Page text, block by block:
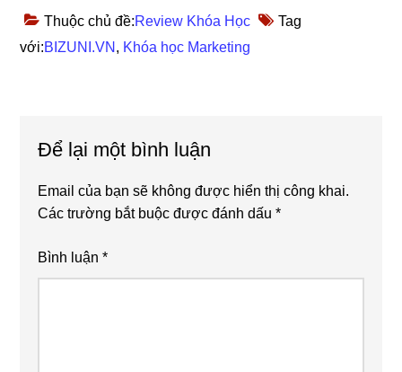
Thuộc chủ đề:Review Khóa Học
Tag
với:BIZUNI.VN , Khóa học Marketing
Interactions
Để lại một bình luận
Email của bạn sẽ không được hiển thị công khai.
Các trường bắt buộc được đánh dấu*
Bình luận*